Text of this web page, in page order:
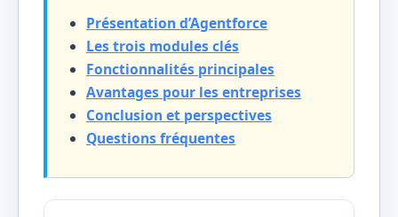
Présentation d’Agentforce
Les trois modules clés
Fonctionnalités principales
Avantages pour les entreprises
Conclusion et perspectives
Questions fréquentes